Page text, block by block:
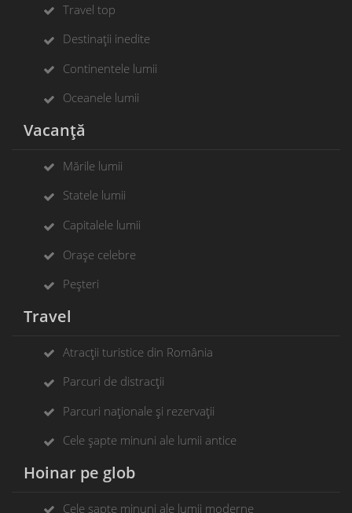
Travel top
Destinații inedite
Continentele lumii
Oceanele lumii
Vacanță
Mările lumii
Statele lumii
Capitalele lumii
Orașe celebre
Peșteri
Travel
Atracții turistice din România
Parcuri de distracții
Parcuri naționale și rezervații
Cele șapte minuni ale lumii antice
Hoinar pe glob
Cele șapte minuni ale lumii moderne